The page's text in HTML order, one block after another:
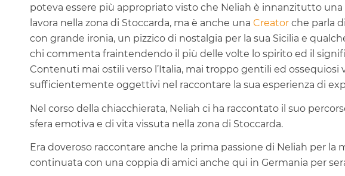
poteva essere più appropriato visto che Neliah è innanzitutto
lavora nella zona di Stoccarda, ma è anche una Creator che parla
con grande ironia, un pizzico di nostalgia per la sua Sicilia e
chi commenta fraintendendo il più delle volte lo spirito ed il
Contenuti mai ostili verso l’Italia, mai troppo gentili ed ossequiosi
sufficientemente oggettivi nel raccontare la sua esperienza di
Nel corso della chiacchierata, Neliah ci ha raccontato il suo
sfera emotiva e di vita vissuta nella zona di Stoccarda.
Era doveroso raccontare anche la prima passione di Neliah per la
continuata con una coppia di amici anche qui in Germania per